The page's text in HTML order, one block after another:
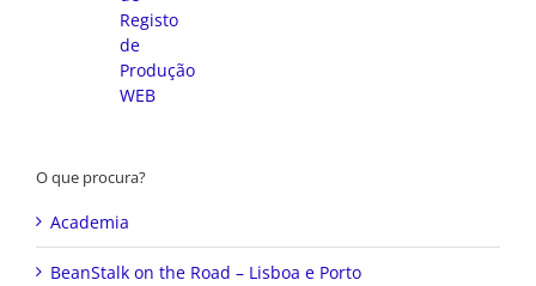
O que procura?
Academia
BeanStalk on the Road – Lisboa e Porto